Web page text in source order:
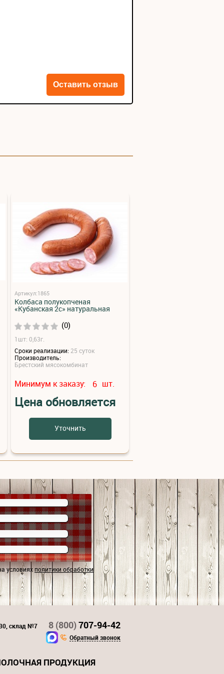
Артикул:1865
Колбаса полукопченая
«Кубанская 2с» натуральная
(0)
1шт: 0,63г.
Сроки реализации: 25 суток
Производитель:
Брестский мясокомбинат
Минимум к заказу: 6 шт.
Цена обновляется
Уточнить
условияхполитики обработки
склад №7 8 (800)707-94-42
Обратный звонок
ПРОДУКЦИЯ